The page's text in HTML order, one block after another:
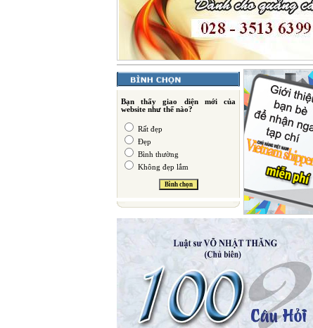
Bạn thấy giao diện mới của
website như thế nào?
Rất đẹp
Đẹp
Bình thường
Không đẹp lắm